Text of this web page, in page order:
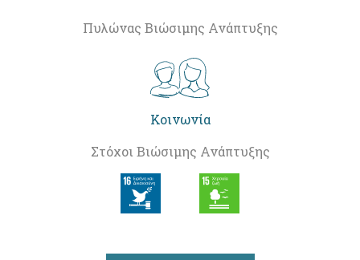
Πυλώνας Βιώσιμης Ανάπτυξης
Κοινωνία
Στόχοι Βιώσιμης Ανάπτυξης